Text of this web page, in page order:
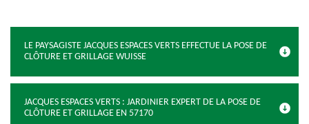
LE PAYSAGISTE JACQUES ESPACES VERTS EFFECTUE LA POSE DE
CLÔTURE ET GRILLAGE WUISSE
JACQUES ESPACES VERTS : JARDINIER EXPERT DE LA POSE DE
CLÔTURE ET GRILLAGE EN 57170